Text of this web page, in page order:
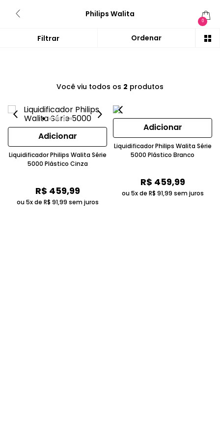
Philips Walita
0
Você viu todos os 2 produtos
Adicionar
Liquidificador Philips Walita Série
5000 Plástico Cinza
R$ 459,99
ou 5x de R$ 91,99 sem juros
Adicionar
Liquidificador Philips Walita Série
5000 Plástico Branco
R$ 459,99
ou 5x de R$ 91,99 sem juros